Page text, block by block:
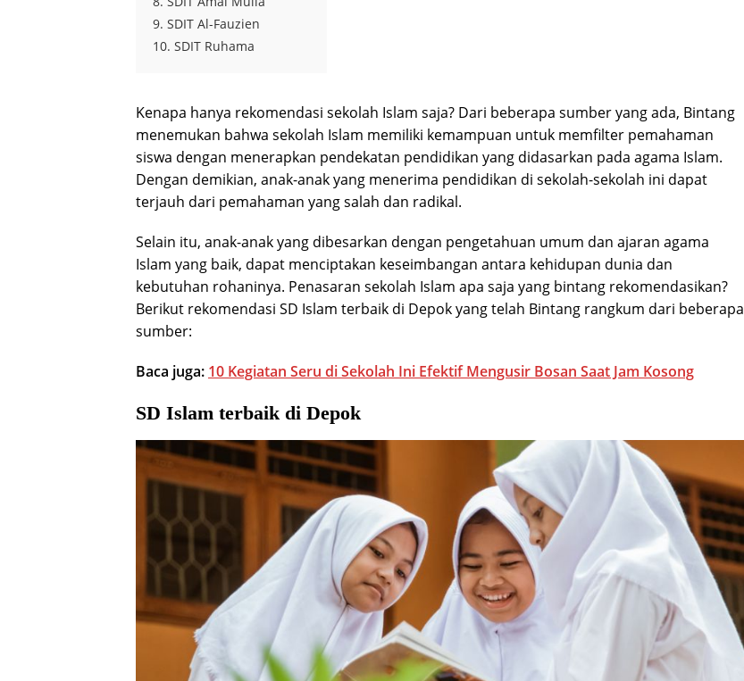
9. SDIT Al-Fauzien
10. SDIT Ruhama
Kenapa hanya rekomendasi sekolah Islam saja? Dari beberapa sumber yang ada, Bintang
menemukan bahwa sekolah Islam memiliki kemampuan untuk memfilter pemahaman
siswa dengan menerapkan pendekatan pendidikan yang didasarkan pada agama Islam.
Dengan demikian, anak-anak yang menerima pendidikan di sekolah-sekolah ini dapat
terjauh dari pemahaman yang salah dan radikal.
Selain itu, anak-anak yang dibesarkan dengan pengetahuan umum dan ajaran agama
Islam yang baik, dapat menciptakan keseimbangan antara kehidupan dunia dan
kebutuhan rohaninya. Penasaran sekolah Islam apa saja yang bintang rekomendasikan?
Berikut rekomendasi SD Islam terbaik di Depok yang telah Bintang rangkum dari beberapa
sumber:
Baca juga: 10 Kegiatan Seru di Sekolah Ini Efektif Mengusir Bosan Saat Jam Kosong
SD Islam terbaik di Depok